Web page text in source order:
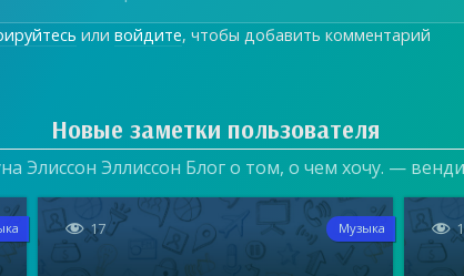
иливойдите, чтобы добавить комментарий
Новые заметки пользователя
Элиссон Эллиссон Блог о том, о чем хочу. —
 17 Музыка 